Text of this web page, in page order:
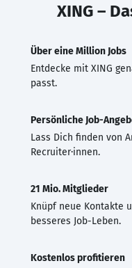
XING –
Über eine Million Jobs
Entdecke mit XING
passt.
Persönliche Job-
Lass Dich finden von
Recruiter·innen.
21 Mio. Mitglieder
Knüpf neue Kontakte
besseres Job-Leben.
Kostenlos profitieren